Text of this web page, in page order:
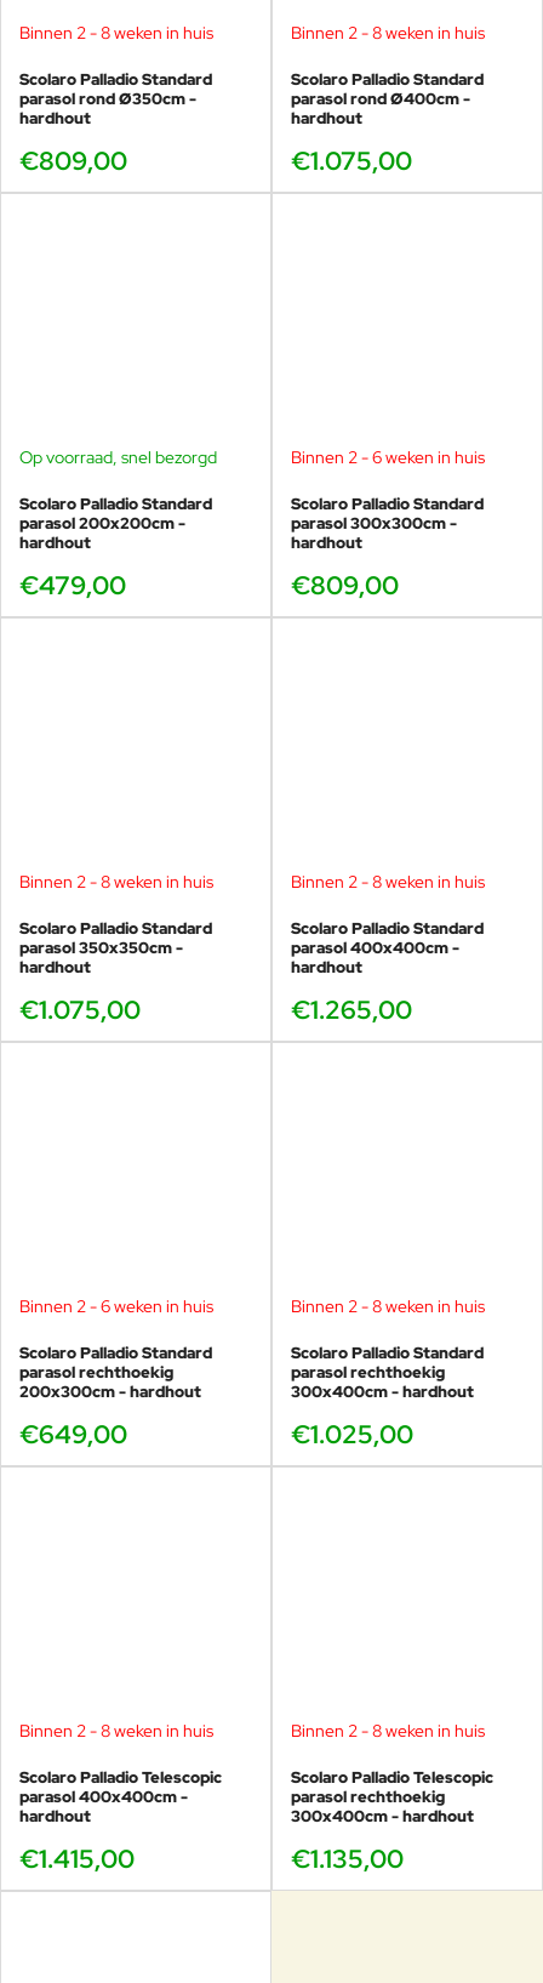
Binnen 2 - 8 weken in huis
Scolaro Palladio Standard
parasol rond Ø350cm -
hardhout
€809,00
Binnen 2 - 8 weken in huis
Scolaro Palladio Standard
parasol rond Ø400cm -
hardhout
€1.075,00
Op voorraad, snel bezorgd
Scolaro Palladio Standard
parasol 200x200cm -
hardhout
€479,00
Binnen 2 - 6 weken in huis
Scolaro Palladio Standard
parasol 300x300cm -
hardhout
€809,00
Binnen 2 - 8 weken in huis
Scolaro Palladio Standard
parasol 350x350cm -
hardhout
€1.075,00
Binnen 2 - 8 weken in huis
Scolaro Palladio Standard
parasol 400x400cm -
hardhout
€1.265,00
Binnen 2 - 6 weken in huis
Scolaro Palladio Standard
parasol rechthoekig
200x300cm - hardhout
€649,00
Binnen 2 - 8 weken in huis
Scolaro Palladio Standard
parasol rechthoekig
300x400cm - hardhout
€1.025,00
Binnen 2 - 8 weken in huis
Scolaro Palladio Telescopic
parasol 400x400cm -
hardhout
€1.415,00
Binnen 2 - 8 weken in huis
Scolaro Palladio Telescopic
parasol rechthoekig
300x400cm - hardhout
€1.135,00